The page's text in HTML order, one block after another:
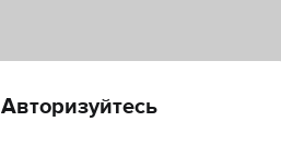
Авторизуйтесь